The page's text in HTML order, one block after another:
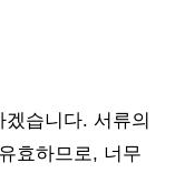
습니다. 서류의
효하므로, 너무